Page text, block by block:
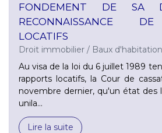
FONDEMENT DE SA
RECONNAISSANCE
LOCATIFS
Droit immobilier / Baux d'habitation
Au visa de la loi du 6 juillet 1989
rapports locatifs, la Cour de
novembre dernier, qu'un état des
unila...
Lire la suite